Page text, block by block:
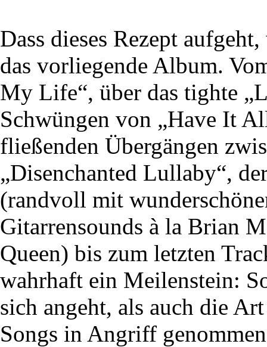
Dass dieses Rezept
das vorliegende Album.
My Life“, über das tighte
Schwüngen von „Have It
fließenden Übergängen
„Disenchanted Lullaby“,
(randvoll mit
Gitarrensounds à la Brian
Queen) bis zum letzten
wahrhaft ein Meilenstein:
sich angeht, als auch die
Songs in Angriff